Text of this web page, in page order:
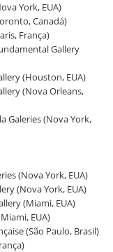
York, EUA)
Canadá)
França)
Gallery
(Houston, EUA)
(Nova Orleans,
Galeries (Nova York,
(Nova York, EUA)
(Nova York, EUA)
(Miami, EUA)
EUA)
(São Paulo, Brasil)